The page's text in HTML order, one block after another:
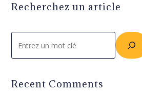
Recherchez un article
Recent Comments